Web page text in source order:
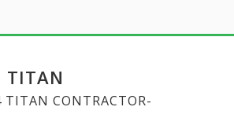
TITAN
TITAN CONTRACTOR-